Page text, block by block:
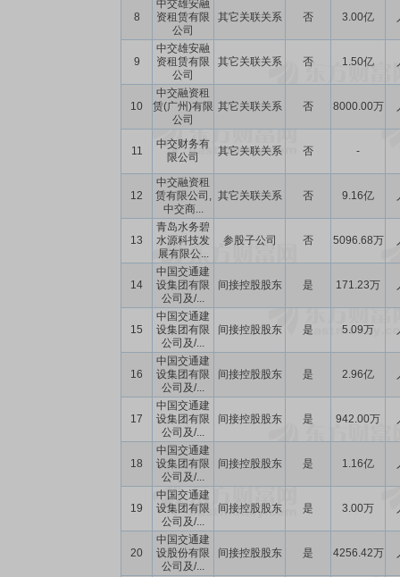
8
中交雄安融
资租赁有限
公司
其它关联关系 否 3.00亿
9
中交雄安融
资租赁有限
公司
其它关联关系 否 1.50亿
10
中交融资租
赁(广州)有限
公司
其它关联关系 否 8000.00万
11
中交财务有
限公司
其它关联关系 否 -
12
中交融资租
赁有限公司,
中交商...
其它关联关系 否 9.16亿
13
青岛水务碧
水源科技发
展有限公...
参股子公司 否 5096.68万
14
中国交通建
设集团有限
公司及/...
间接控股股东 是 171.23万
15
中国交通建
设集团有限
公司及/...
间接控股股东 是 5.09万
16
中国交通建
设集团有限
公司及/...
间接控股股东 是 2.96亿
17
中国交通建
设集团有限
公司及/...
间接控股股东 是 942.00万
18
中国交通建
设集团有限
公司及/...
间接控股股东 是 1.16亿
19
中国交通建
设集团有限
公司及/...
间接控股股东 是 3.00万
20
中国交通建
设股份有限
公司及/...
间接控股股东 是 4256.42万